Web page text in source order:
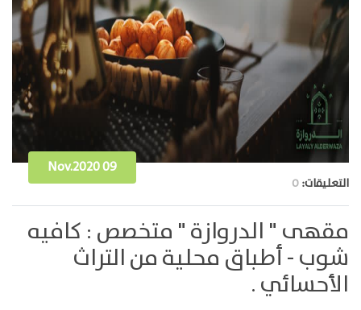
Nov.2020 09
التعليقات:0
مقهى " الدروازة " متخصص : كافيه
شوب - أطباق محلية من التراث
الأحسائي .